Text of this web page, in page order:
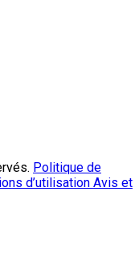
Politique de
d’utilisation Avis et